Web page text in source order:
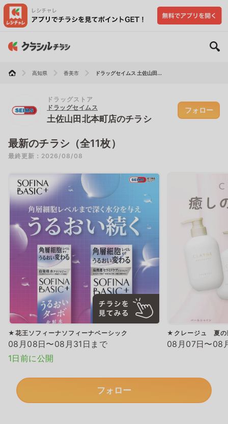
高知県 香美市 ドラッグセイムス 土佐山田...
ドラッグストア
ドラッグセイムス
土佐山田北本町店のチラシ
フォロー
最新のチラシ（全11枚）
最終更新：2026/08/08
★花王ソフィーナソフィーナベーシック
08月08日〜08月31日まで
1日前に公開
★クレージュ 夏の
08月07日〜08
フォロー